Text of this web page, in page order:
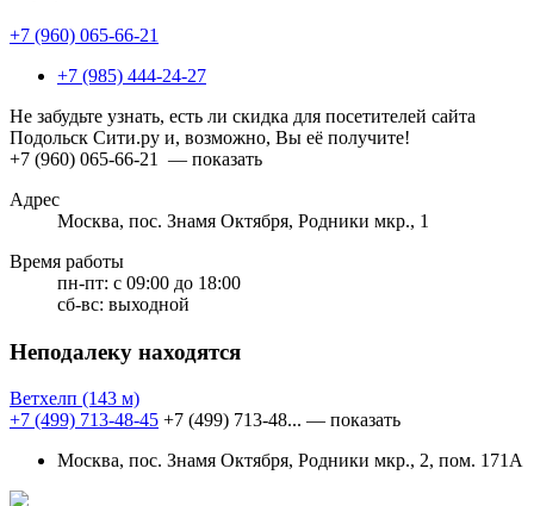
+7 (960) 065-66-21
+7 (985) 444-24-27
Не забудьте узнать, есть ли скидка для посетителей сайта
Подольск Сити.ру и, возможно, Вы её получите!
+7 (960) 065-66-21
— показать
Адрес
Москва, пос. Знамя Октября, Родники мкр., 1
Время работы
пн-пт: с 09:00 до 18:00
сб-вс: выходной
Неподалеку находятся
Ветхелп (143 м)
+7 (499) 713-48-45 +7 (499) 713-48... — показать
Москва, пос. Знамя Октября, Родники мкр., 2, пом. 171А